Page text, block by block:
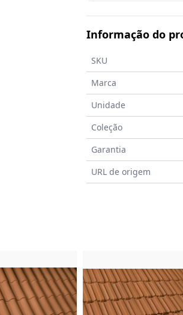
Informação do
SKU
Marca
Unidade
Coleção
Garantia
URL de origem
Imagem do Produto Imagem